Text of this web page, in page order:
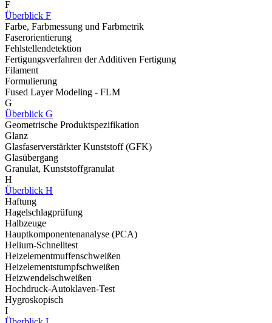
F
Überblick F
Farbe, Farbmessung und Farbmetrik
Faserorientierung
Fehlstellendetektion
Fertigungsverfahren der Additiven Fertigung
Filament
Formulierung
Fused Layer Modeling - FLM
G
Überblick G
Geometrische Produktspezifikation
Glanz
Glasfaserverstärkter Kunststoff (GFK)
Glasübergang
Granulat, Kunststoffgranulat
H
Überblick H
Haftung
Hagelschlagprüfung
Halbzeuge
Hauptkomponentenanalyse (PCA)
Helium-Schnelltest
Heizelementmuffenschweißen
Heizelementstumpfschweißen
Heizwendelschweißen
Hochdruck-Autoklaven-Test
Hygroskopisch
I